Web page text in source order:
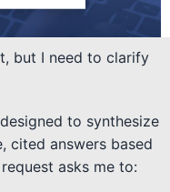
but I need to clarify
to synthesize
cited answers based
asks me to: